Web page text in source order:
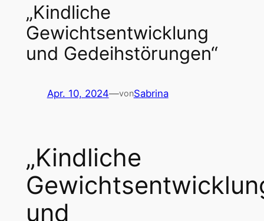
„Kindliche
Gewichtsentwicklung
und Gedeihstörungen“
Apr. 10, 2024—vonSabrina
„Kindliche
und